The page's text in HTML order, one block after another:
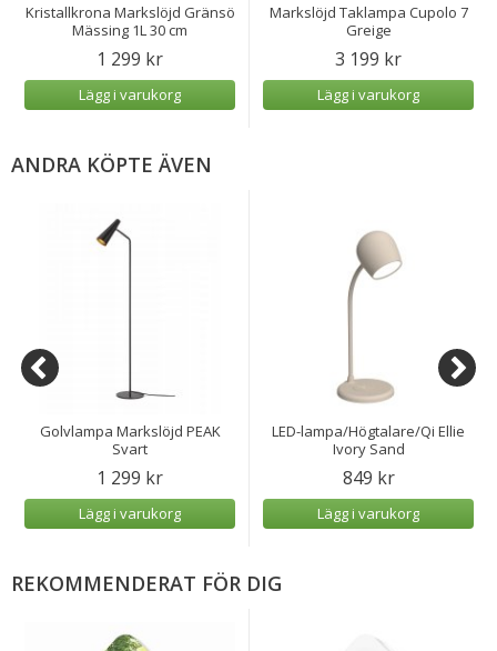
Kristallkrona Markslöjd Gränsö
Mässing 1L 30 cm
1 299 kr
Lägg i varukorg
Markslöjd Taklampa Cupolo 7
Greige
3 199 kr
Lägg i varukorg
ANDRA KÖPTE ÄVEN
Golvlampa Markslöjd PEAK
Svart
1 299 kr
Lägg i varukorg
LED-lampa/Högtalare/Qi Ellie
Ivory Sand
849 kr
Lägg i varukorg
REKOMMENDERAT FÖR DIG